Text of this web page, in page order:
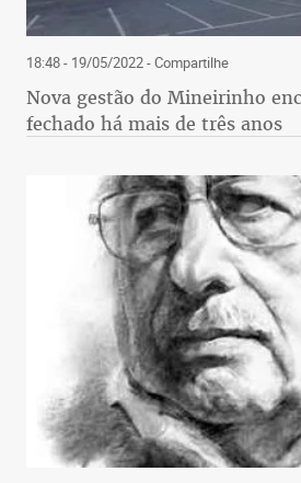
18:48 - 19/05/2022- Compartilhe
Nova gestão do Mineirinho
fechado há mais de três anos